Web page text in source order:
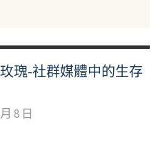
瑰-社群媒體中的生存
8 日